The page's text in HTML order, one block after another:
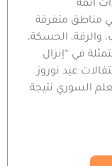
آثمة
مناطق متفرقة
والرقة، الحسكة،
في “إنزال
عيد نوروز
العلم السوري نتيجة